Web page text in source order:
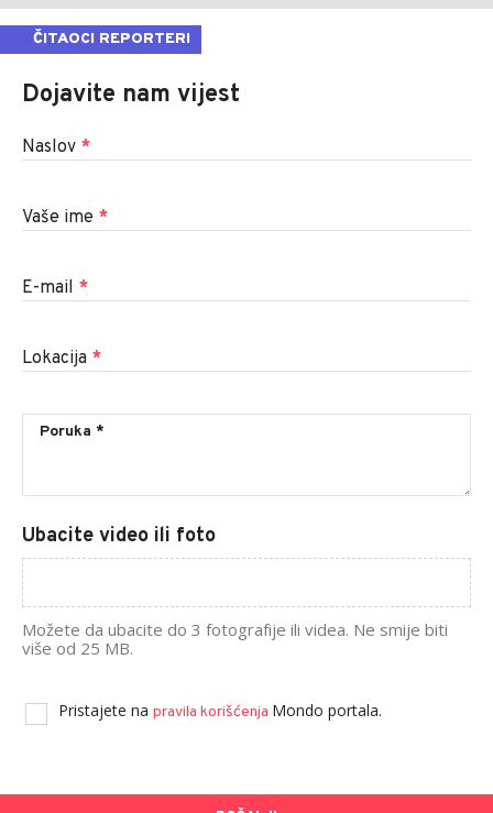
ČITAOCI REPORTERI
Dojavite nam vijest
Naslov *
Vaše ime *
E-mail *
Lokacija *
Ubacite video ili foto
Možete da ubacite do 3 fotografije ili videa. Ne smije biti
više od 25 MB.
Pristajete na pravila korišćenja Mondo portala.